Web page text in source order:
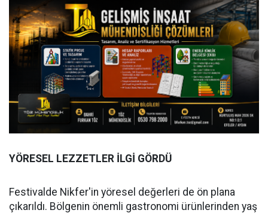
YÖRESEL LEZZETLER İLGİ GÖRDÜ
Festivalde Nikfer'in yöresel değerleri de ön plana
çıkarıldı. Bölgenin önemli gastronomi ürünlerinden yaş